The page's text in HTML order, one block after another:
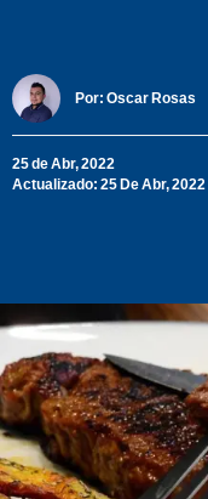
Por: Oscar Rosas
25 de Abr, 2022
Actualizado: 25 De Abr, 2022